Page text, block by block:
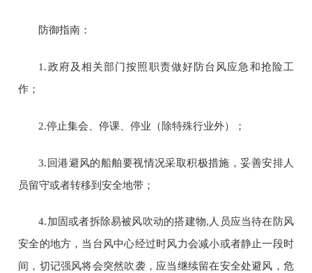
防御指南：
1.政府及相关部门按照职责做好防台风应急和抢险工
作；
2.停止集会、停课、停业（除特殊行业外）；
3.回港避风的船舶要视情况采取积极措施，妥善安排人
员留守或者转移到安全地带；
4.加固或者拆除易被风吹动的搭建物,人员应当待在防风
安全的地方，当台风中心经过时风力会减小或者静止一段时
间，切记强风将会突然吹袭，应当继续留在安全处避风，危